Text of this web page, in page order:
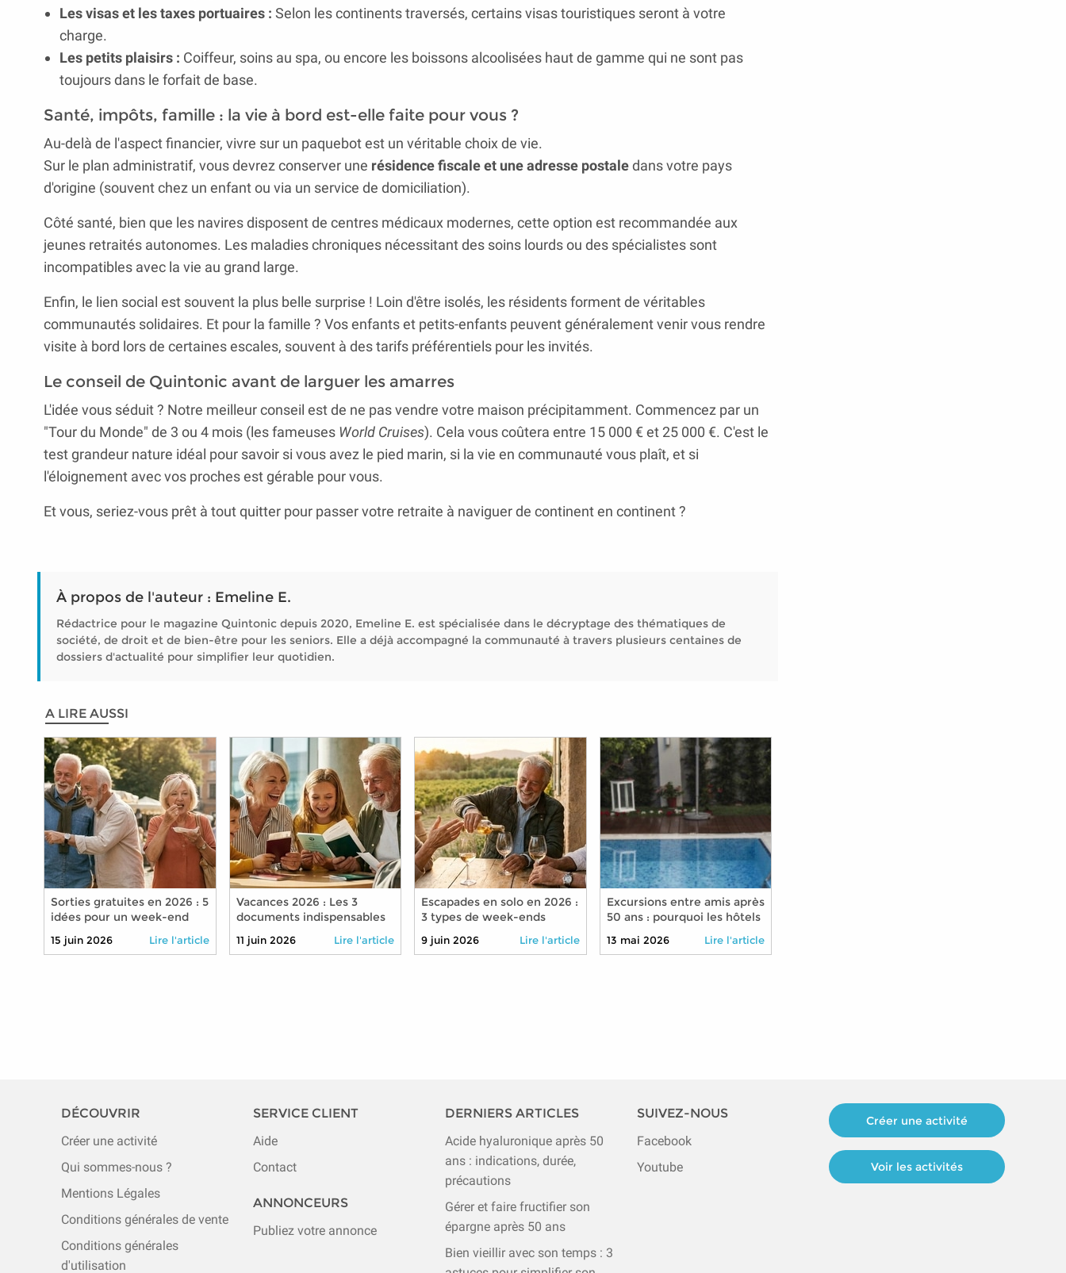
Les visas et les taxes portuaires : Selon les continents traversés, certains visas touristiques seront à votre
charge.
Les petits plaisirs : Coiffeur, soins au spa, ou encore les boissons alcoolisées haut de gamme qui ne sont pas
toujours dans le forfait de base.
Santé, impôts, famille : la vie à bord est-elle faite pour vous ?
Au-delà de l'aspect financier, vivre sur un paquebot est un véritable choix de vie.
Sur le plan administratif, vous devrez conserver une résidence fiscale et une adresse postaledans votre pays
d'origine (souvent chez un enfant ou via un service de domiciliation).
Côté santé, bien que les navires disposent de centres médicaux modernes, cette option est recommandée aux
jeunes retraités autonomes. Les maladies chroniques nécessitant des soins lourds ou des spécialistes sont
incompatibles avec la vie au grand large.
Enfin, le lien social est souvent la plus belle surprise ! Loin d'être isolés, les résidents forment de véritables
communautés solidaires. Et pour la famille ? Vos enfants et petits-enfants peuvent généralement venir vous rendre
visite à bord lors de certaines escales, souvent à des tarifs préférentiels pour les invités.
Le conseil de Quintonic avant de larguer les amarres
L'idée vous séduit ? Notre meilleur conseil est de ne pas vendre votre maison précipitamment. Commencez par un
"Tour du Monde" de 3 ou 4 mois (les fameuses World Cruises). Cela vous coûtera entre 15 000 € et 25 000 €. C'est le
test grandeur nature idéal pour savoir si vous avez le pied marin, si la vie en communauté vous plaît, et si
l'éloignement avec vos proches est gérable pour vous.
Et vous, seriez-vous prêt à tout quitter pour passer votre retraite à naviguer de continent en continent ?
À propos de l'auteur : Emeline E.
Rédactrice pour le magazine Quintonic depuis 2020, Emeline E. est spécialisée dans le décryptage des thématiques de
société, de droit et de bien-être pour les seniors. Elle a déjà accompagné la communauté à travers plusieurs centaines de
dossiers d'actualité pour simplifier leur quotidien.
A LIRE AUSSI
Sorties gratuites en 2026 : 5
idées pour un week-end
entamer sa retraite
15 juin 2026 Lire l'article
Vacances 2026 : Les 3
documents indispensables
petits-enfants l'esprit
11 juin 2026 Lire l'article
Escapades en solo en 2026 :
3 types de week-ends
nouvelles rencontres après
9 juin 2026 Lire l'article
Excursions entre amis après
50 ans : pourquoi les hôtels
différence
13 mai 2026 Lire l'article
DÉCOUVRIR
Créer une activité
Qui sommes-nous ?
Mentions Légales
Conditions générales de vente
Conditions générales
d'utilisation
SERVICE CLIENT
Aide
Contact
ANNONCEURS
Publiez votre annonce
DERNIERS ARTICLES
Acide hyaluronique après 50
ans : indications, durée,
précautions
Gérer et faire fructifier son
épargne après 50 ans
Bien vieillir avec son temps : 3
SUIVEZ-NOUS
Facebook
Youtube
Créer une activité
Voir les activités